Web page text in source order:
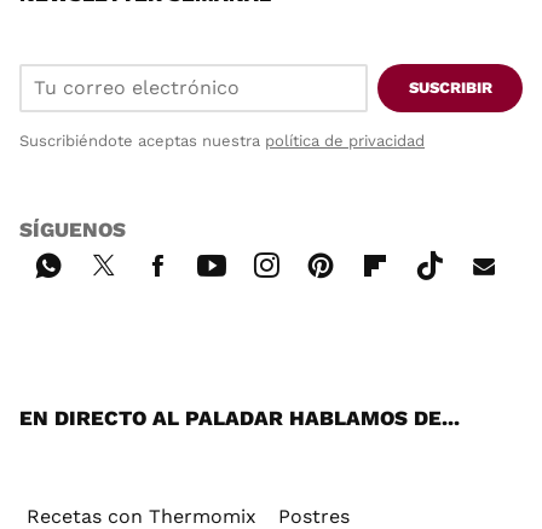
SUSCRIBIR
Suscribiéndote aceptas nuestra política de privacidad
SÍGUENOS
EN DIRECTO AL PALADAR HABLAMOS DE...
Recetas con Thermomix Postres